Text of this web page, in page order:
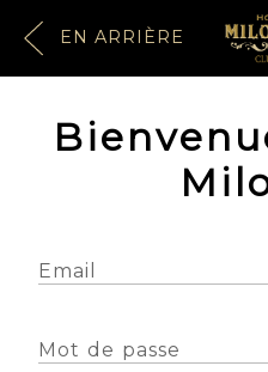
EN ARRIÈRE
Email
Mot de passe